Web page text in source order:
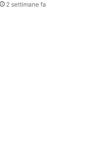
2 settimane fa